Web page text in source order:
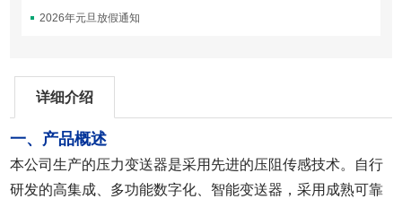
2026年元旦放假通知
详细介绍
一、产品概述
本公司生产的压力变送器是采用先进的压阻传感技术。自行
研发的高集成、多功能数字化、智能变送器，采用成熟可靠